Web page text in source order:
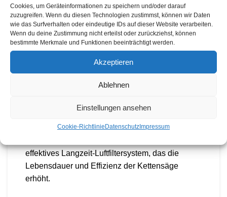
Cookies, um Geräteinformationen zu speichern und/oder darauf
zuzugreifen. Wenn du diesen Technologien zustimmst, können wir Daten
wie das Surfverhalten oder eindeutige IDs auf dieser Website verarbeiten.
Wenn du deine Zustimmung nicht erteilst oder zurückziehst, können
bestimmte Merkmale und Funktionen beeinträchtigt werden.
Akzeptieren
Ablehnen
Einstellungen ansehen
Cookie-Richtlinie Datenschutz Impressum
In Sachen Bedienkomfort setzt die MS 462 C-M
Maßstäbe. Werkzeuglose Tankverschlüsse
erleichtern das Nachfüllen von Öl und Benzin,
und durch verliersichere Muttern am
Kettenraddeckel gelingt der Kettenwechsel im
Motor zuverlässig vor Feinstaub, was besonders
einfach reinigen. In Kombination mit der
effektives Langzeit-Luftfiltersystem, das die
Lebensdauer und Effizienz der Kettensäge
erhöht.